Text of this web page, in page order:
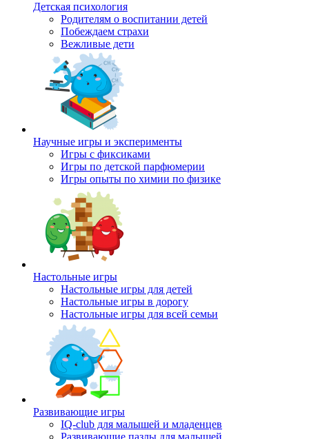
Детская психология
Родителям о воспитании детей
Побеждаем страхи
Вежливые дети
Научные игры и эксперименты
Игры с фиксиками
Игры по детской парфюмерии
Игры опыты по химии по физике
Настольные игры
Настольные игры для детей
Настольные игры в дорогу
Настольные игры для всей семьи
Развивающие игры
IQ-club для малышей и младенцев
Развивающие пазлы для малышей